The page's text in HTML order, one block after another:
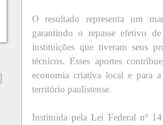
O resultado representa um
garantindo o repasse efetivo
instituições que tiveram seus
técnicos. Esses aportes
economia criativa local e para
território paulistense.
Instituída pela Lei Federal nº